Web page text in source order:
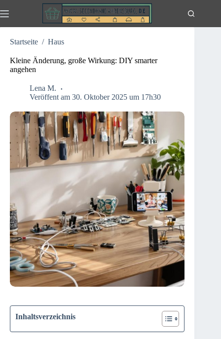
Inhalt
Startseite / Haus
Kleine Änderung, große Wirkung: DIY smarter
angehen
Lena M.
Veröffent am 30. Oktober 2025 um 17h30
Inhaltsverzeichnis